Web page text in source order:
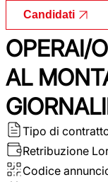
Candidati
OPERAI/
AL
Tipo di
Retribuzione
Codice